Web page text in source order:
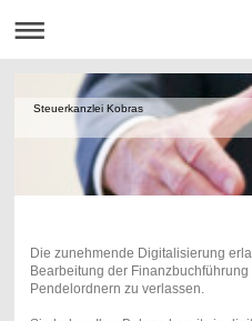
Steuerkanzlei Kobras
Die zunehmende Digitalisierung
Bearbeitung der
Pendelordnern zu verlassen.